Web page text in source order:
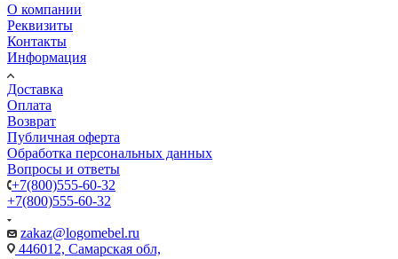
О компании
Реквизиты
Контакты
Информация
Доставка
Оплата
Возврат
Публичная оферта
Обработка персональных данных
Вопросы и ответы
+7(800)555-60-32
+7(800)555-60-32
zakaz@logomebel.ru
446012, Самарская обл,